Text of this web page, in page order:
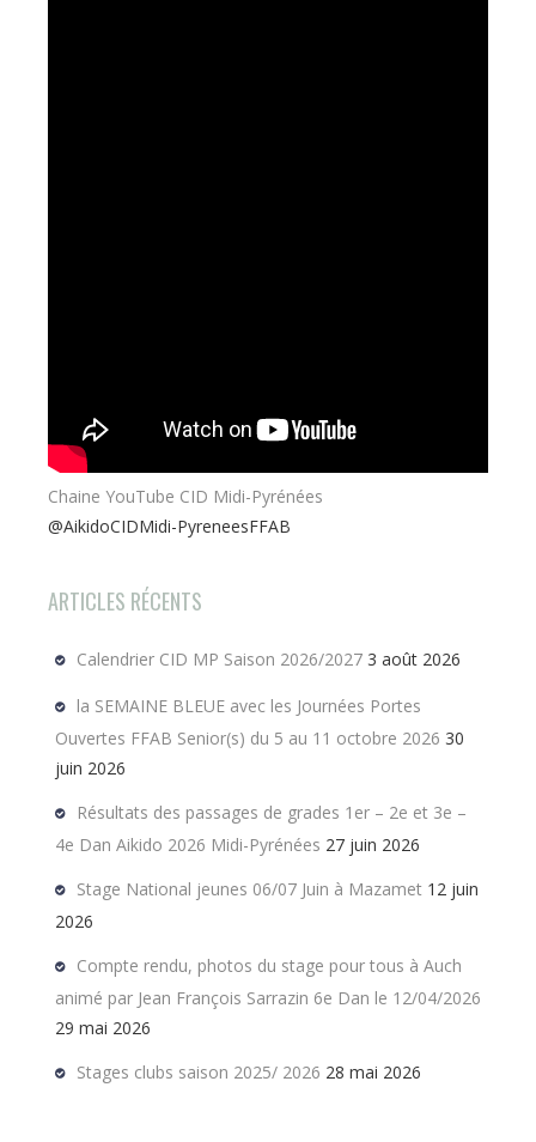
Chaine YouTube CID Midi-Pyrénées
@AikidoCIDMidi-PyreneesFFAB
ARTICLES RÉCENTS
Calendrier CID MP Saison 2026/2027 3 août 2026
la SEMAINE BLEUE avec les Journées Portes
Ouvertes FFAB Senior(s) du 5 au 11 octobre 2026 30
juin 2026
Résultats des passages de grades 1er – 2e et 3e –
4e Dan Aikido 2026 Midi-Pyrénées 27 juin 2026
Stage National jeunes 06/07 Juin à Mazamet 12 juin
2026
Compte rendu, photos du stage pour tous à Auch
animé par Jean François Sarrazin 6e Dan le 12/04/2026
29 mai 2026
Stages clubs saison 2025/ 2026 28 mai 2026